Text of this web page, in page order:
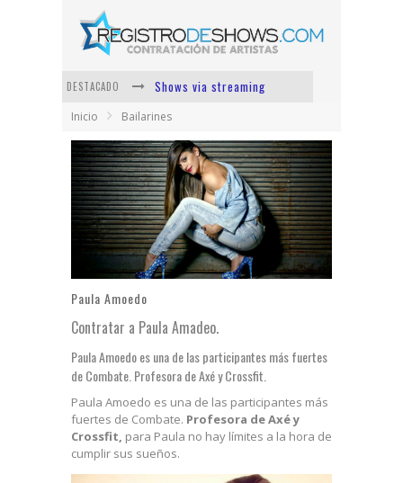
DESTACADO
Shows via streaming
Lit Killah
Nicki Nicole
Duki
Vi Em
Los Ángeles Azules
Inicio Bailarines
Paula Amoedo
Contratar a Paula Amadeo.
Paula Amoedo es una de las participantes más fuertes
de Combate. Profesora de Axé y Crossfit.
Paula Amoedo es una de las participantes más
fuertes de Combate. Profesora de Axé y
Crossfit, para Paula no hay límites a la hora de
cumplir sus sueños.